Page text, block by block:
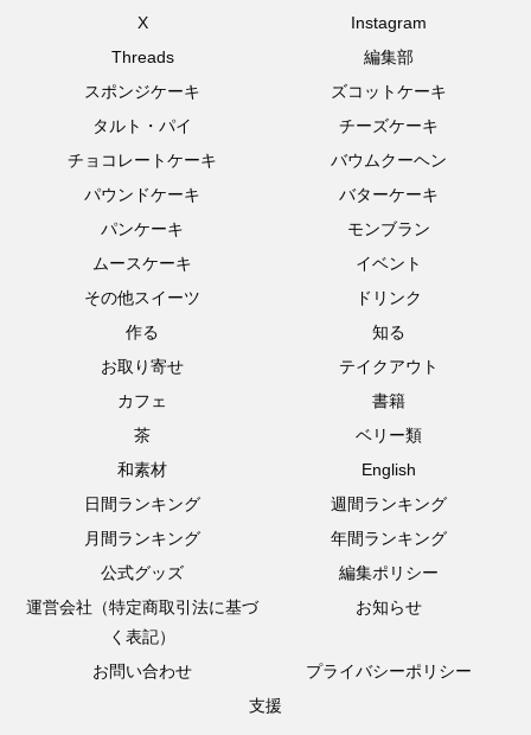
X
Instagram
Threads
編集部
スポンジケーキ
ズコットケーキ
タルト・パイ
チーズケーキ
チョコレートケーキ
バウムクーヘン
パウンドケーキ
バターケーキ
パンケーキ
モンブラン
ムースケーキ
イベント
その他スイーツ
ドリンク
作る
知る
お取り寄せ
テイクアウト
カフェ
書籍
茶
ベリー類
和素材
English
日間ランキング
週間ランキング
月間ランキング
年間ランキング
公式グッズ
編集ポリシー
運営会社（特定商取引法に基づ
く表記）
お知らせ
お問い合わせ
プライバシーポリシー
支援